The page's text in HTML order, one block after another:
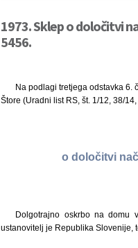
1973. Sklep o določitvi
5456.
Na podlagi tretjega odstavka 6.
Štore (Uradni list RS, št. 1/12, 38/
o določitvi
Dolgotrajno oskrbo na domu
ustanovitelj je Republika Slovenije,